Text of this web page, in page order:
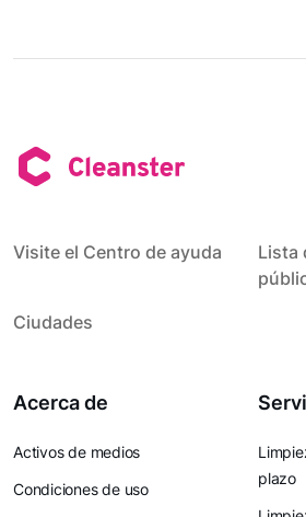
Visite el Centro de ayuda
Lista
Ciudades
Acerca de
Activos de medios
Condiciones de uso
plazo